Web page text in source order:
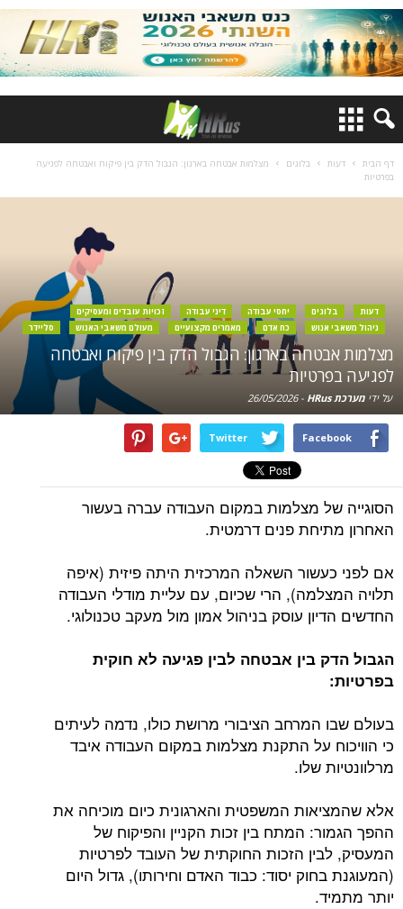
דף הבית דעות בלוגים
מצלמות אבטחה בארגון: הגבול הדק בין פיקוח ואבטחה לפגיעה
בפרטיות
דעות בלוגים יחסי עבודה דיני עבודה
זכויות עובדים ומעסיקים
ניהול משאבי אנוש
כח אדם מאמרים מקצועיים מעולם משאבי האנוש סליידר
מצלמות אבטחה בארגון: הגבול הדק בין פיקוח ואבטחה
לפגיעה בפרטיות
על ידי מערכת HRus -
26/05/2026
Facebook
Twitter
הסוגייה של מצלמות במקום העבודה עברה בעשור
האחרון מתיחת פנים דרמטית.
אם לפני כעשור השאלה המרכזית היתה פיזית (איפה
תלויה המצלמה), הרי שכיום, עם עליית מודלי העבודה
החדשים הדיון עוסק בניהול אמון מול מעקב טכנולוגי.
הגבול הדק בין אבטחה לבין פגיעה לא חוקית
בפרטיות:
בעולם שבו המרחב הציבורי מרושת כולו, נדמה לעיתים
כי הוויכוח על התקנת מצלמות במקום העבודה איבד
מרלוונטיות שלו.
אלא שהמציאות המשפטית והארגונית כיום מוכיחה את
ההפך הגמור: המתח בין זכות הקניין והפיקוח של
המעסיק, לבין הזכות החוקתית של העובד לפרטיות
(המעוגנת בחוק יסוד: כבוד האדם וחירותו), גדול היום
יותר מתמיד.